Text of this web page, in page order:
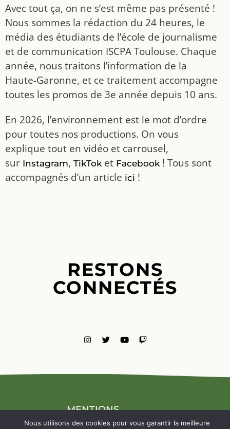
Avec tout ça, on ne s’est même pas présenté !
Nous sommes la rédaction du 24 heures, le
média des étudiants de l’école de journalisme
et de communication ISCPA Toulouse. Chaque
année, nous traitons l’information de la
Haute-Garonne, et ce traitement accompagne
toutes les promos de 3e année depuis 10 ans.
En 2026, l’environnement est le mot d’ordre
pour toutes nos productions. On vous
explique tout en vidéo et carrousel,
sur Instagram, TikToket Facebook! Tous sont
accompagnés d’un article ici !
RESTONS
CONNECTÉS
MENTIONS
LÉGALES
Nous utilisons des cookies pour vous garantir la meilleure